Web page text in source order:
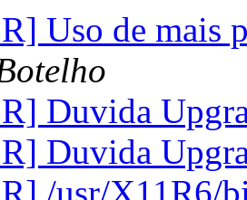
Uso de mais
Duvida
Duvida